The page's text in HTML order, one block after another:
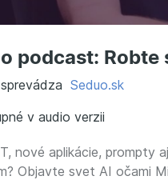
podcast: Robte
Seduo.sk
v audio verzii
nové aplikácie,
Objavte svet AI očami